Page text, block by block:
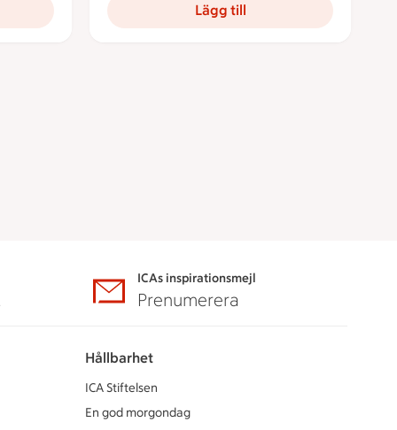
Lägg till
ICAs inspirationsmejl
Prenumerera
Hållbarhet
ICA Stiftelsen
En god morgondag